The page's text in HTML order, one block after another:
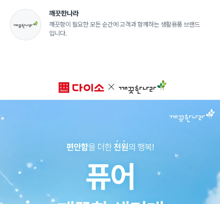
깨끗한나라
깨끗함이 필요한 모든 순간에 고객과 함께하는 생활용품 브랜드
입니다.